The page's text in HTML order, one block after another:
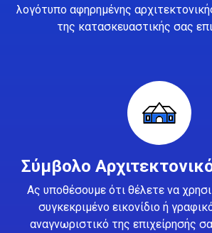
λογότυπο αφηρημένης
της κατασκευαστικής σας
Σύμβολο
Ας υποθέσουμε ότι θέλετε να
συγκεκριμένο εικονίδιο ή
αναγνωριστικό της επιχείρησής